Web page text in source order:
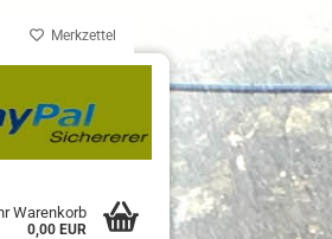
Merkzettel
Warenkorb
0,00 EUR